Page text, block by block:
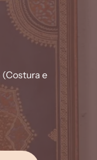
e